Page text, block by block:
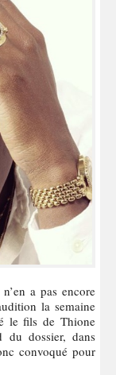
la semaine
le fils de Thione
dossier, dans
convoqué pour